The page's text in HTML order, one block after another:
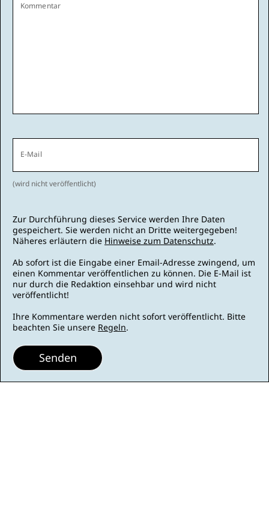
Kommentar
E-Mail
(wird nicht veröffentlicht)
Zur Durchführung dieses Service werden Ihre Daten
gespeichert. Sie werden nicht an Dritte weitergegeben!
Näheres erläutern die Hinweise zum Datenschutz.
Ab sofort ist die Eingabe einer Email-Adresse zwingend, um
einen Kommentar veröffentlichen zu können. Die E-Mail ist
nur durch die Redaktion einsehbar und wird nicht
veröffentlicht!
Ihre Kommentare werden nicht sofort veröffentlicht. Bitte
beachten Sie unsere Regeln.
Senden